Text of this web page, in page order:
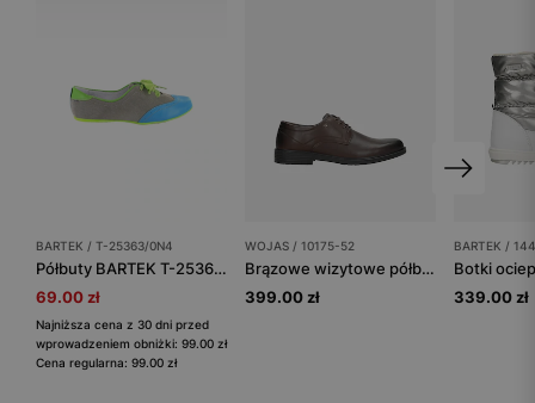
BARTEK / T-25363/0N4
Półbuty BARTEK T-25363/0N4, dla dziewcząt, szaro-turkusowo-zielony
69.00 zł
Najniższa cena z 30 dni przed
wprowadzeniem obniżki: 99.00 zł
Cena regularna: 99.00 zł
WOJAS / 10175-52
Brązowe wizytowe półbuty męskie ze skóry licowej
399.00 zł
BARTEK /
339.00 zł